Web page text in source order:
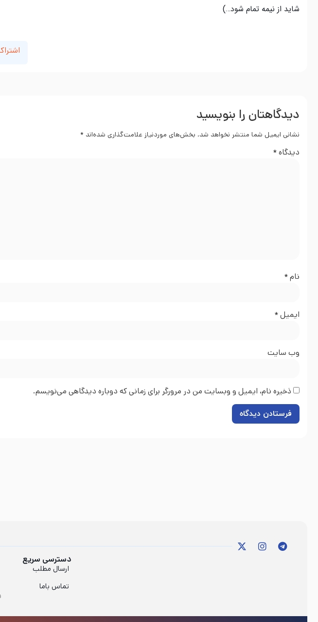
شاید از نیمه تمام شود…)
دیدگاهتان را بنویسید
نشانی ایمیل شما منتشر نخواهد شد. بخش‌های موردنیاز علامت‌گذاری شده‌اند *
دیدگاه*
نام*
ایمیل*
وب‌ سایت
ذخیره نام، ایمیل و وبسایت من در مرورگر برای زمانی که دوباره دیدگاهی می‌نویسم.
دسترسی سریع
ارسال مطلب
تماس باما